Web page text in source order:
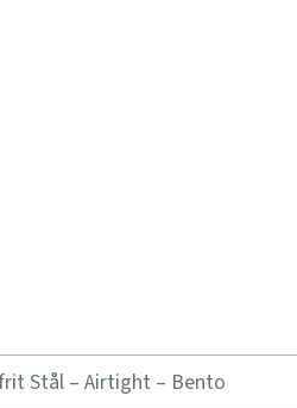
Stål – Airtight – Bento